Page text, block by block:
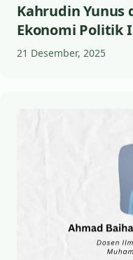
Kahrudin Yunus
Ekonomi Politik
21 Desember, 2025